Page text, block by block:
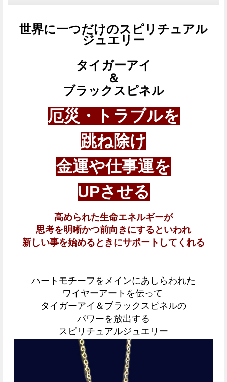
世界に一つだけのスピリチュアル
ジュエリー
タイガーアイ
＆
ブラックスピネル
厄災・トラブルを
跳ね除け
金運や仕事運を
UPさせる
高められた生命エネルギーが
思考を明晰かつ前向きにするといわれ
新しい事を始めるときにサポートしてくれる
ハートモチーフをメインにあしらわれた
ワイヤーアートを伝って
タイガーアイ＆ブラックスピネルの
パワーを放出する
スピリチュアルジュエリー